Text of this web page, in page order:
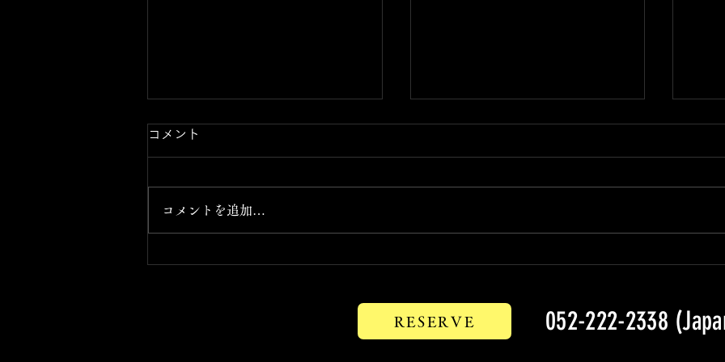
ドライフラワーボトル 手作り
コメント
コメントを追加…
RESERVE 052-222-2338